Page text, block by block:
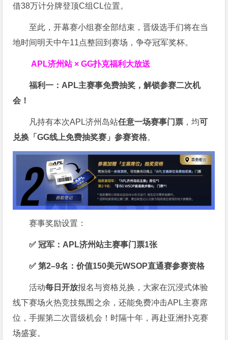
借38万计分牌登顶C组CL位置。
至此，开幕赛小组赛全部结束，晋级选手们将在当
地时间明天中午11点整回到赛场，争夺冠军奖杯。
APL济州站 × GG扑克福利大放送
福利一：APL主赛事免费抽奖，解锁参赛二次机
会！
凡持有本次APL济州岛站任意一场赛事门票 ，均可
兑换「GG线上免费抽奖赛」参赛资格。
赛事奖励设置：
✅ 冠军：APL济州站主赛事门票1张
✅ 第2–9名：价值150美元WSOP直通赛参赛资格
活动每日开放报名与资格兑换，大家在沉浸式体验
线下赛场火热竞技氛围之余，还能免费冲击APL主赛席
位，手握第二次晋级机会！时隔十年，再赴亚洲扑克赛
场盛宴。